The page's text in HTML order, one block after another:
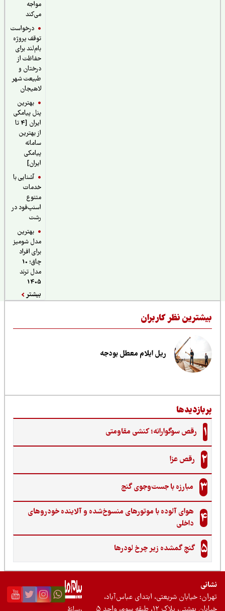
درخواست
توقف پروژه
بام‌لند برای
حفاظت از
درختان و
طبیعت شهر
لاهیجان
بهترین
پنل پیامکی
ایران [4 تا
از بهترین
سامانه
پیامکی
آشنایی با
خدمات
اسنپ‌فود در
بهترین
مدل شومیز
برای افراد
چاق؛ 10
مدل ترند
نظر کاربران
ریل ایلام معطل بودجه
رقص سوگوارانه؛ کنشی مقاومتی
رقص عزا
مبارزه با جست‌وجوی گنج‌
هوای آلوده با موتورهای منسوخ‌شده و آلاینده خودروهای
داخلی
گنجِ گمشده زیر چرخ لودرها
خیابان شریعتی، ابتدای عباس‌آباد،